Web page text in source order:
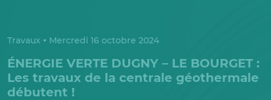
Travaux Mercredi 16 octobre 2024
ÉNERGIE VERTE DUGNY – LE BOURGET :
Les travaux de la centrale géothermale
débutent !